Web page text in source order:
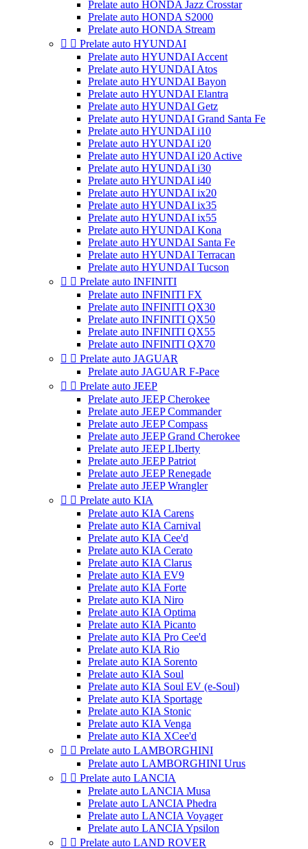
Prelate auto HONDA Jazz Crosstar
Prelate auto HONDA S2000
Prelate auto HONDA Stream
  Prelate auto HYUNDAI
Prelate auto HYUNDAI Accent
Prelate auto HYUNDAI Atos
Prelate auto HYUNDAI Bayon
Prelate auto HYUNDAI Elantra
Prelate auto HYUNDAI Getz
Prelate auto HYUNDAI Grand Santa Fe
Prelate auto HYUNDAI i10
Prelate auto HYUNDAI i20
Prelate auto HYUNDAI i20 Active
Prelate auto HYUNDAI i30
Prelate auto HYUNDAI i40
Prelate auto HYUNDAI ix20
Prelate auto HYUNDAI ix35
Prelate auto HYUNDAI ix55
Prelate auto HYUNDAI Kona
Prelate auto HYUNDAI Santa Fe
Prelate auto HYUNDAI Terracan
Prelate auto HYUNDAI Tucson
  Prelate auto INFINITI
Prelate auto INFINITI FX
Prelate auto INFINITI QX30
Prelate auto INFINITI QX50
Prelate auto INFINITI QX55
Prelate auto INFINITI QX70
  Prelate auto JAGUAR
Prelate auto JAGUAR F-Pace
  Prelate auto JEEP
Prelate auto JEEP Cherokee
Prelate auto JEEP Commander
Prelate auto JEEP Compass
Prelate auto JEEP Grand Cherokee
Prelate auto JEEP LIberty
Prelate auto JEEP Patriot
Prelate auto JEEP Renegade
Prelate auto JEEP Wrangler
  Prelate auto KIA
Prelate auto KIA Carens
Prelate auto KIA Carnival
Prelate auto KIA Cee'd
Prelate auto KIA Cerato
Prelate auto KIA Clarus
Prelate auto KIA EV9
Prelate auto KIA Forte
Prelate auto KIA Niro
Prelate auto KIA Optima
Prelate auto KIA Picanto
Prelate auto KIA Pro Cee'd
Prelate auto KIA Rio
Prelate auto KIA Sorento
Prelate auto KIA Soul
Prelate auto KIA Soul EV (e-Soul)
Prelate auto KIA Sportage
Prelate auto KIA Stonic
Prelate auto KIA Venga
Prelate auto KIA XCee'd
  Prelate auto LAMBORGHINI
Prelate auto LAMBORGHINI Urus
  Prelate auto LANCIA
Prelate auto LANCIA Musa
Prelate auto LANCIA Phedra
Prelate auto LANCIA Voyager
Prelate auto LANCIA Ypsilon
  Prelate auto LAND ROVER